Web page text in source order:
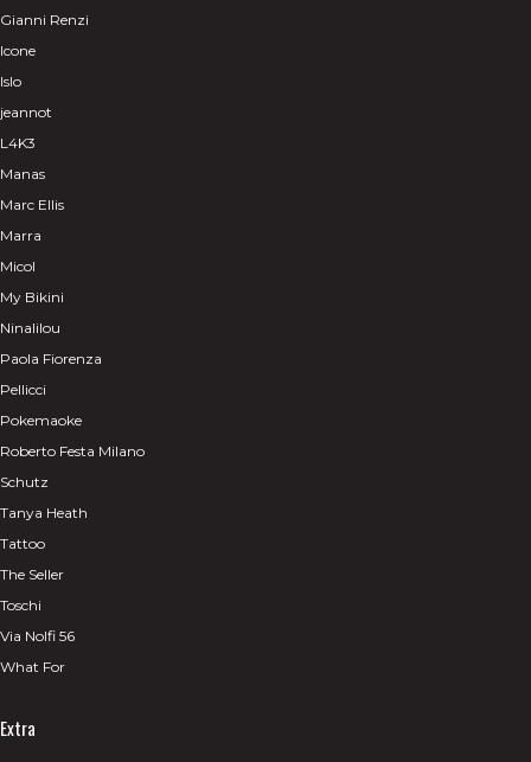
Gianni Renzi
Icone
Islo
jeannot
L4K3
Manas
Marc Ellis
Marra
Micol
My Bikini
Ninalilou
Paola Fiorenza
Pellicci
Pokemaoke
Roberto Festa Milano
Schutz
Tanya Heath
Tattoo
The Seller
Toschi
Via Nolfi 56
What For
Extra